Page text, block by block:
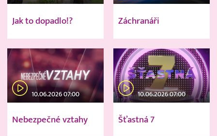
Jak to dopadlo!? Záchranáři
10.06.2026 07:00
Nebezpečné vztahy
10.06.2026 07:00
Šťastná 7